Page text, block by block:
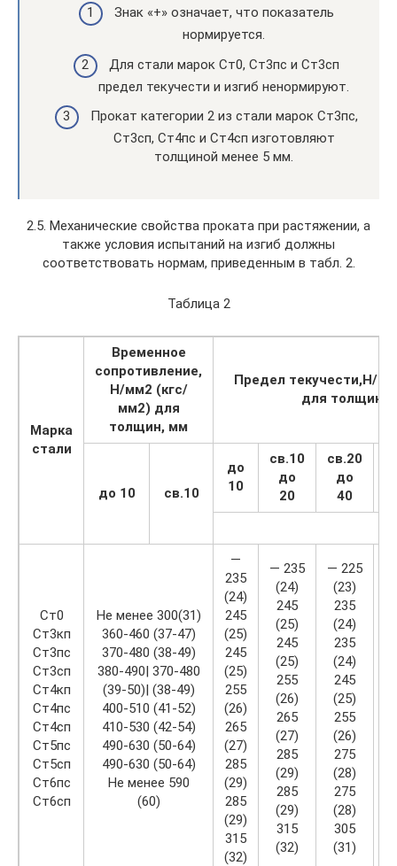
Знак «+» означает, что показатель
нормируется.
Для стали марок Ст0, Ст3пс и Ст3сп
предел текучести и изгиб ненормируют.
Прокат категории 2 из стали марок Ст3пс,
Ст3сп, Ст4пс и Ст4сп изготовляют
толщиной менее 5 мм.
2.5. Механические свойства проката при растяжении, а
также условия испытаний на изгиб должны
соответствовать нормам, приведенным в табл. 2.
Таблица 2
Марка
стали
Временное
сопротивление,
Н/мм2 (кгс/
мм2) для
толщин, мм
Предел текучести,Н/
для толщин,
до 10 св.10
до
10
св.10
до
20
св.20
до
40
Ст0
Ст3кп
Ст3пс
Ст3сп
Ст4кп
Ст4пс
Ст4сп
Ст5пс
Ст5сп
Ст6пс
Ст6сп
Не менее 300(31)
360-460 (37-47)
370-480 (38-49)
380-490| 370-480
(39-50)| (38-49)
400-510 (41-52)
410-530 (42-54)
490-630 (50-64)
490-630 (50-64)
Не менее 590
(60)
—
235
(24)
245
(25)
245
(25)
255
(26)
265
(27)
285
(29)
285
(29)
315
(32)
— 235
(24)
245
(25)
245
(25)
255
(26)
265
(27)
285
(29)
285
(29)
315
(32)
— 225
(23)
235
(24)
235
(24)
245
(25)
255
(26)
275
(28)
275
(28)
305
(31)